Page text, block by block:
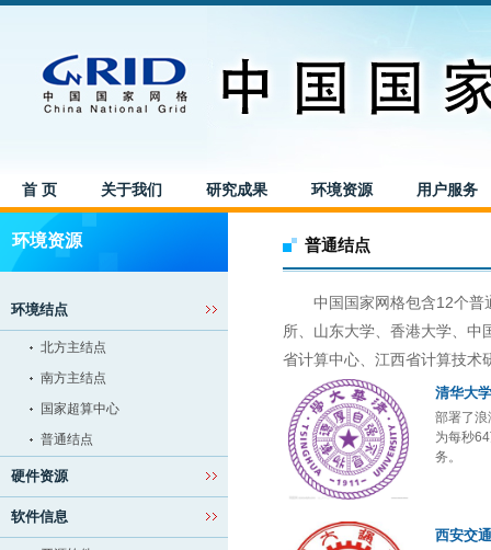
首 页 关于我们 研究成果 环境资源 用户服务
环境资源
环境结点
北方主结点
南方主结点
国家超算中心
普通结点
硬件资源
软件信息
普通结点
中国国家网格包含12个普通
所、山东大学、香港大学、中
省计算中心、江西省计算技术
清华大学
部署了浪
为每秒
务。
西安交